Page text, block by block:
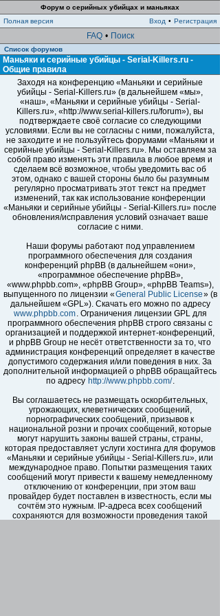
Форум о серийных убийцах и маньяках
Полная версия
Вход • Регистрация
FAQ • Поиск
Список форумов
Маньяки и серийные убийцы - Serial-Killers.ru -
Общие правила
Заходя на конференцию «Маньяки и серийные
убийцы - Serial-Killers.ru» (в дальнейшем «мы»,
«наш», «Маньяки и серийные убийцы - Serial-
Killers.ru», «http://www.serial-killers.ru/forum»), вы
подтверждаете своё согласие со следующими
условиями. Если вы не согласны с ними, пожалуйста,
не заходите и не пользуйтесь форумами «Маньяки и
серийные убийцы - Serial-Killers.ru». Мы оставляем за
собой право изменять эти правила в любое время и
сделаем всё возможное, чтобы уведомить вас об
этом, однако с вашей стороны было бы разумным
регулярно просматривать этот текст на предмет
изменений, так как использование конференции
«Маньяки и серийные убийцы - Serial-Killers.ru» после
обновления/исправления условий означает ваше
согласие с ними.
Наши форумы работают под управлением
программного обеспечения для создания
конференций phpBB (в дальнейшем «они»,
«программное обеспечение phpBB»,
«www.phpbb.com», «phpBB Group», «phpBB Teams»),
выпущенного по лицензии «General Public License» (в
дальнейшем «GPL»). Скачать его можно по адресу
www.phpbb.com. Ограничения лицензии GPL для
программного обеспечения phpBB строго связаны с
организацией и поддержкой интернет-конференций,
и phpBB Group не несёт ответственности за то, что
администрация конференций определяет в качестве
допустимого содержания и/или поведения в них. За
дополнительной информацией о phpBB обращайтесь
по адресу http://www.phpbb.com/.
Вы соглашаетесь не размещать оскорбительных,
угрожающих, клеветнических сообщений,
порнографических сообщений, призывов к
национальной розни и прочих сообщений, которые
могут нарушить законы вашей страны, страны,
которая предоставляет услуги хостинга для форумов
«Маньяки и серийные убийцы - Serial-Killers.ru», или
международное право. Попытки размещения таких
сообщений могут привести к вашему немедленному
отключению от конференции, при этом ваш
провайдер будет поставлен в известность, если мы
сочтём это нужным. IP-адреса всех сообщений
сохраняются для возможности проведения такой